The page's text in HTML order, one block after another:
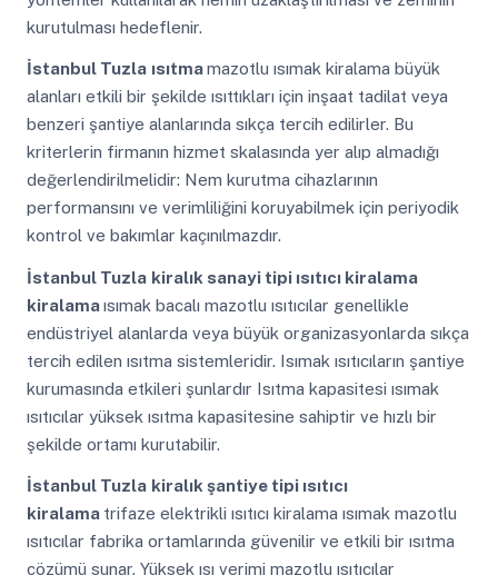
kurutulması hedeflenir.
İstanbul Tuzla ısıtmamazotlu ısımak kiralama büyük
alanları etkili bir şekilde ısıttıkları için inşaat tadilat veya
benzeri şantiye alanlarında sıkça tercih edilirler. Bu
kriterlerin firmanın hizmet skalasında yer alıp almadığı
değerlendirilmelidir: Nem kurutma cihazlarının
performansını ve verimliliğini koruyabilmek için periyodik
kontrol ve bakımlar kaçınılmazdır.
İstanbul Tuzla kiralık sanayi tipi ısıtıcı kiralama
kiralamaısımak bacalı mazotlu ısıtıcılar genellikle
endüstriyel alanlarda veya büyük organizasyonlarda sıkça
tercih edilen ısıtma sistemleridir. Isımak ısıtıcıların şantiye
kurumasında etkileri şunlardır Isıtma kapasitesi ısımak
ısıtıcılar yüksek ısıtma kapasitesine sahiptir ve hızlı bir
şekilde ortamı kurutabilir.
İstanbul Tuzla kiralık şantiye tipi ısıtıcı
kiralama trifaze elektrikli ısıtıcı kiralama ısımak mazotlu
ısıtıcılar fabrika ortamlarında güvenilir ve etkili bir ısıtma
çözümü sunar. Yüksek ısı verimi mazotlu ısıtıcılar